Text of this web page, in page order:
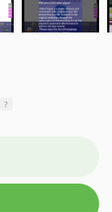
?